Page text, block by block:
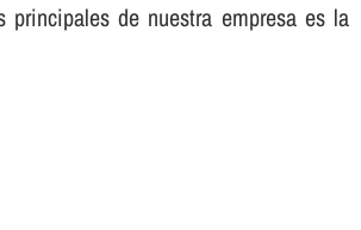
principales de nuestra empresa es la